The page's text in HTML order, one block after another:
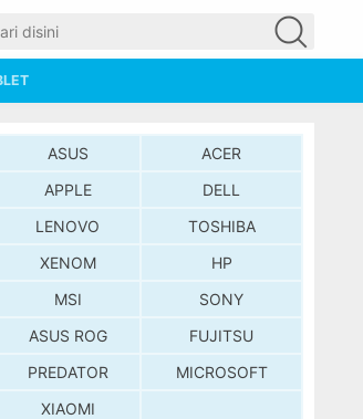
ASUS
ACER
APPLE
DELL
LENOVO
TOSHIBA
XENOM
HP
MSI
SONY
ASUS ROG
FUJITSU
PREDATOR
MICROSOFT
XIAOMI